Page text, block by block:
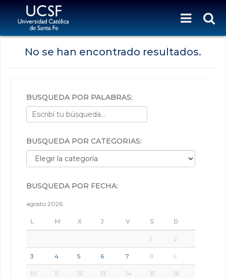
No se han encontrado resultados.
BÚSQUEDA POR PALABRAS:
BÚSQUEDA POR CATEGORÍAS:
Búsqueda por categorías:
BÚSQUEDA POR FECHA:
agosto 2026
L M X J V S D
1 2
3 4 5 6 7 8 9
10 11 12 13 14 15 16